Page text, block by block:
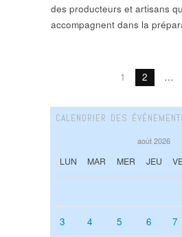
des producteurs et artisans
accompagnent dans la
1 2 …
CALENDRIER DES
août 2026
LUN MAR MER JEU
3 4 5 6 7